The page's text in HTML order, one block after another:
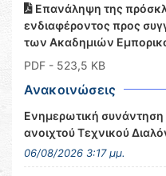
Επανάληψη της
ενδιαφέροντος προς
των Ακαδημιών
PDF - 523,5 KB
Ανακοινώσεις
Ενημερωτική συνάντηση
ανοιχτού Τεχνικού
06/08/2026 3:17 μμ.